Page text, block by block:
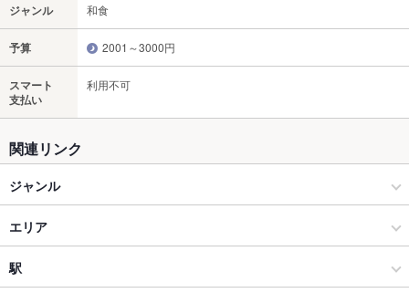
ジャンル 和食
予算 2001～3000円
スマート
支払い
利用不可
関連リンク
ジャンル
和食
焼き鳥・鶏料理
エリア
和歌山城
駅